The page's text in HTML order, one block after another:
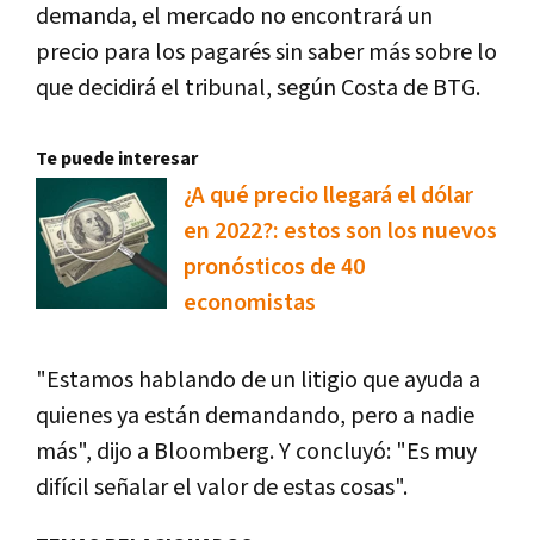
demanda, el mercado no encontrará un
precio para los pagarés sin saber más sobre lo
que decidirá el tribunal, según Costa de BTG.
Te puede interesar
¿A qué precio llegará el dólar
en 2022?: estos son los nuevos
pronósticos de 40
economistas
"Estamos hablando de un litigio que ayuda a
quienes ya están demandando, pero a nadie
más", dijo a Bloomberg. Y concluyó: "Es muy
difícil señalar el valor de estas cosas".